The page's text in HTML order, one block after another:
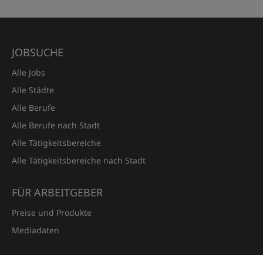
JOBSUCHE
Alle Jobs
Alle Städte
Alle Berufe
Alle Berufe nach Stadt
Alle Tätigkeitsbereiche
Alle Tätigkeitsbereiche nach Stadt
FÜR ARBEITGEBER
Preise und Produkte
Mediadaten